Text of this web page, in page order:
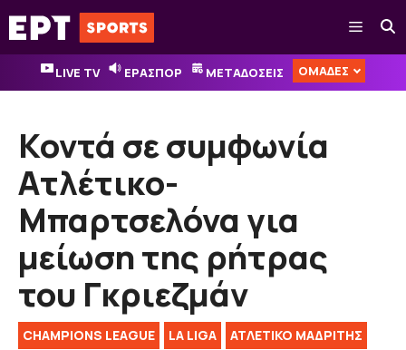
Μετάβαση
σε
περιεχόμενο
Μενού
LIVE TV ΕΡΑΣΠΟΡ ΜΕΤΑΔΟΣΕΙΣ ΟΜΑΔΕΣ
Κοντά σε συμφωνία
Ατλέτικο-
Μπαρτσελόνα για
μείωση της ρήτρας
του Γκριεζμάν
CHAMPIONS LEAGUE LA LIGA ΑΤΛΕΤΙΚΟ ΜΑΔΡΙΤΗΣ